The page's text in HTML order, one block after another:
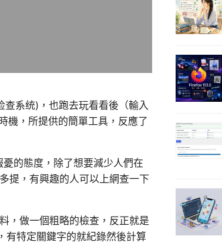
查系统)，也跑去玩看看後（輸入
機，所提供的簡單工具，反應了
的態度，除了想要減少人們在
提，有興趣的人可以上網查一下
，做一個粗略的檢查，反正就是
有特定關鍵字的就紀錄然後計算